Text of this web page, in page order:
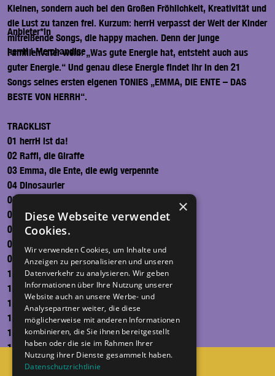
Kleinen, sondern auch bei den Großen Fröhlichkeit, Kreativität und
die Lust zu tanzen frei. Kurzum: herrH verpasst der Welt der Kinder
mitreißende Songs, die happy machen. Denn der junge
Familienvater weiß: „Was gute Energie hat, entsteht auch aus
guter Energie.“ Und genau diese Energie findet ihr in den 21
Songs seines ersten eigenen TONIES „EMMA, DIE ENTE – DAS
BESTE VON HERRH“.
TRACKLIST
01 herrH ist da!
02 Raffi, die Giraffe
03 Emma, die Ente, die ewig verpennte
04 Dinosaurier
05 Ich bin ein Pinguin
06 Elefantenfunk
07 Kara, das Känguru
08 Kekse
09 Mit dem Fuß
10 Stopp! Tanzen!
11 Wackelkontakt
12 Komm, wir fliegen
13 Zwergenaufstand
14 Feuerwerk
15 Pizza Margherita
16 Pommesgabel
Anbieter*in
herrH | Merchandise
×
Diese Webseite verwendet
Cookies.
Wir verwenden Cookies, um Inhalte und
Anzeigen zu personalisieren und unseren
Datenverkehr zu analysieren. Wir geben
Informationen über Ihre Nutzung unserer
Website auch an unsere Werbe- und
Analysepartner weiter, die diese
möglicherweise mit anderen Informationen
kombinieren, die Sie ihnen bereitgestellt
haben oder die sie im Rahmen Ihrer
Nutzung ihrer Dienste gesammelt haben.
Datenschutzrichtlinie